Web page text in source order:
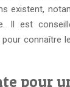
existent,
Il est
connaître
pour